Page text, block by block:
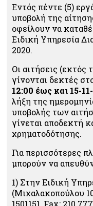
Εντός πέντε (5)
υποβολή της
οφείλουν να
Ειδική Υπηρεσία
2020.
Οι αιτήσεις
γίνονται δεκτές
12:00 έως και 15-
λήξη της
υποβολής των
γίνεται αποδεκτή
χρηματοδότησης.
Για περισσότερες
μπορούν να
1) Στην Ειδική
(Μιχαλακοπούλου
1501151, Fax: 210